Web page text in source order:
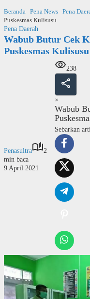
ke
konten
Beranda Pena News Pena
Puskesmas Kulisusu
Pena Daerah
Wabub Butur Cek
Puskesmas Kulisusu
Penasultra
2
min baca
9 April 2021
238
×
Wabub
Sebarkan